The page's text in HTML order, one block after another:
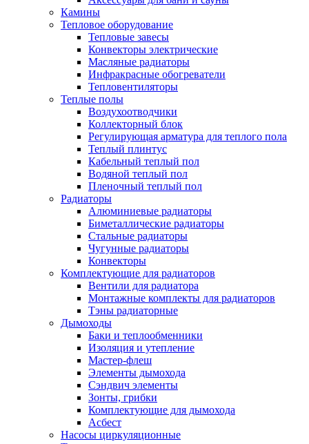
Камины
Тепловое оборудование
Тепловые завесы
Конвекторы электрические
Масляные радиаторы
Инфракрасные обогреватели
Тепловентиляторы
Теплые полы
Воздухоотводчики
Коллекторный блок
Регулирующая арматура для теплого пола
Теплый плинтус
Кабельный теплый пол
Водяной теплый пол
Пленочный теплый пол
Радиаторы
Алюминиевые радиаторы
Биметаллические радиаторы
Стальные радиаторы
Чугунные радиаторы
Конвекторы
Комплектующие для радиаторов
Вентили для радиатора
Монтажные комплекты для радиаторов
Тэны радиаторные
Дымоходы
Баки и теплообменники
Изоляция и утепление
Мастер-флеш
Элементы дымохода
Сэндвич элементы
Зонты, грибки
Комплектующие для дымохода
Асбест
Насосы циркуляционные